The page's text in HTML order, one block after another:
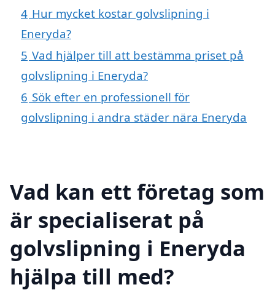
4 Hur mycket kostar golvslipning i
Eneryda?
5 Vad hjälper till att bestämma priset på
golvslipning i Eneryda?
6 Sök efter en professionell för
golvslipning i andra städer nära Eneryda
Vad kan ett företag som
är specialiserat på
golvslipning i Eneryda
hjälpa till med?